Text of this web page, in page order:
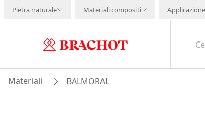
Pietra naturale Materiali compositi Applicazione
Materiali BALMORAL